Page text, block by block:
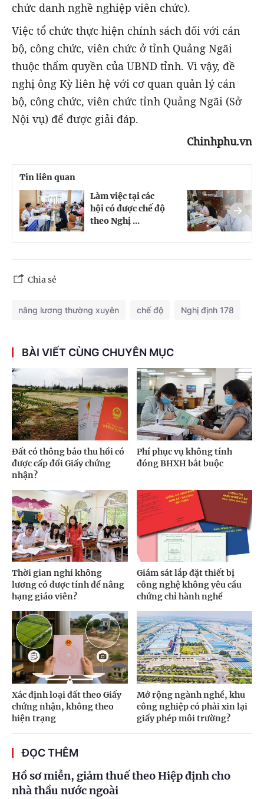
chức danh nghề nghiệp viên chức).
Việc tổ chức thực hiện chính sách đối với cán
bộ, công chức, viên chức ở tỉnh Quảng Ngãi
thuộc thẩm quyền của UBND tỉnh. Vì vậy, đề
nghị ông Kỳ liên hệ với cơ quan quản lý cán
bộ, công chức, viên chức tỉnh Quảng Ngãi (Sở
Nội vụ) để được giải đáp.
Chinhphu.vn
Tin liên quan
Làm việc tại các
hội có được chế độ
theo Nghị ...
Chia sẻ
nâng lương thường xuyên chế độ Nghị định 178
BÀI VIẾT CÙNG CHUYÊN MỤC
Đất có thông báo thu hồi có
được cấp đổi Giấy chứng
nhận?
Phí phục vụ không tính
đóng BHXH bắt buộc
Thời gian nghỉ không
lương có được tính để nâng
hạng giáo viên?
Giám sát lắp đặt thiết bị
công nghệ không yêu cầu
chứng chỉ hành nghề
Xác định loại đất theo Giấy
chứng nhận, không theo
hiện trạng
Mở rộng ngành nghề, khu
công nghiệp có phải xin lại
giấy phép môi trường?
ĐỌC THÊM
Hồ sơ miễn, giảm thuế theo Hiệp định cho
nhà thầu nước ngoài